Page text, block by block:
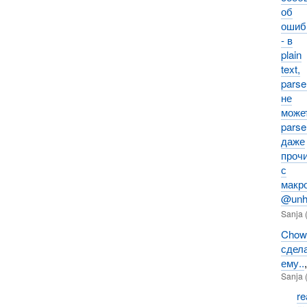
об
- в
plain
text,
не
даже
с
Sanja
ему..,
Sanja